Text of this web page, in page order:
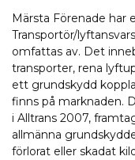
Märsta Förenade har
Transportör/
omfattas av. Det
transporter, rena
ett grundskydd
finns på marknaden.
i Alltrans 2007,
allmänna
förlorat eller skadat